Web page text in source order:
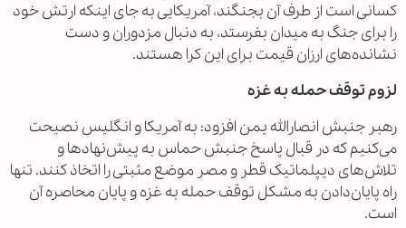
کسانی است از طرف آن بجنگند، آمریکایی به جای اینکه ارتش خود
را برای جنگ به میدان بفرستد، به دنبال مزدوران و دست
نشانده‌های ارزان قیمت برای این کرا هستند.
لزوم توقف حمله به غزه
رهبر جنبش انصارالله یمن افزود: به آمریکا و انگلیس نصیحت
می‌کنیم که در قبال پاسخ جنبش حماس به پیش‌نهادها و
تلاش‌های دیپلماتیک قطر و مصر موضع مثبتی را اتخاذ کنند. تنها
راه پایان‌دادن به مشکل توقف حمله به غزه و پایان محاصره آن
است.